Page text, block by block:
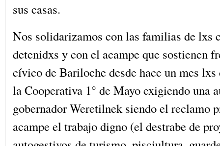
sus casas.
Nos solidarizamos con las familias de lxs
detenidxs y con el acampe que sostienen
cívico de Bariloche desde hace un mes lxs
la Cooperativa 1° de Mayo exigiendo una
gobernador Weretilnek siendo el reclamo
acampe el trabajo digno (el destrabe de